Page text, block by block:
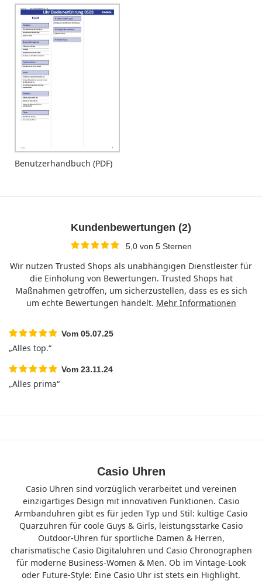
Benutzerhandbuch (PDF)
Kundenbewertungen (2)
5,0 von 5 Sternen5,0 von 5 Sternen
Wir nutzen Trusted Shops als unabhängigen Dienstleister für
die Einholung von Bewertungen. Trusted Shops hat
Maßnahmen getroffen, um sicherzustellen, dass es es sich
um echte Bewertungen handelt. Mehr Informationen
5 von 5 SternenVom 05.07.25
„Alles top.“
5 von 5 SternenVom 23.11.24
„Alles prima“
Casio Uhren
Casio Uhren sind vorzüglich verarbeitet und vereinen
einzigartiges Design mit innovativen Funktionen. Casio
Armbanduhren gibt es für jeden Typ und Stil: kultige Casio
Quarzuhren für coole Guys & Girls, leistungsstarke Casio
Outdoor-Uhren für sportliche Damen & Herren,
charismatische Casio Digitaluhren und Casio Chronographen
für moderne Business-Women & Men. Ob im Vintage-Look
oder Future-Style: Eine Casio Uhr ist stets ein Highlight.